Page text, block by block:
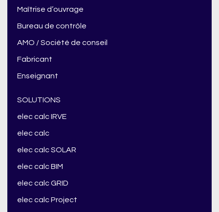
Maîtrise d’ouvrage
Bureau de contrôle
AMO / Société de conseil
Fabricant
Enseignant
SOLUTIONS
elec calc IRVE
elec calc
elec calc SOLAR
elec calc BIM
elec calc GRID
elec calc Project